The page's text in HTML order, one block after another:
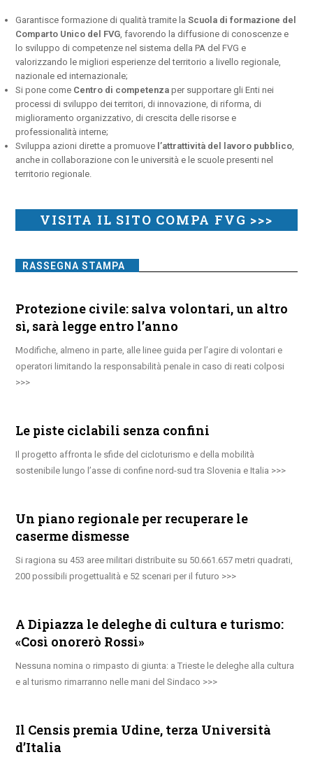
Garantisce formazione di qualità tramite laScuola di formazione del
Comparto Unico del FVG, favorendo la diffusione di conoscenze e
lo sviluppo di competenze nel sistema della PA del FVG e
valorizzando le migliori esperienze del territorio a livello regionale,
nazionale ed internazionale;
Si pone come Centro di competenza per supportare gli Enti nei
processi di sviluppo dei territori, di innovazione, di riforma, di
miglioramento organizzativo, di crescita delle risorse e
professionalità interne;
Sviluppa azioni dirette a promuove l’attrattività del lavoro pubblico,
anche in collaborazione con le università e le scuole presenti nel
territorio regionale.
VISITA IL SITO COMPA FVG >>>
RASSEGNA STAMPA
Protezione civile: salva volontari, un altro
sì, sarà legge entro l’anno
Modifiche, almeno in parte, alle linee guida per l’agire di volontari e
operatori limitando la responsabilità penale in caso di reati colposi
Le piste ciclabili senza confini
Il progetto affronta le sfide del cicloturismo e della mobilità
sostenibile lungo l’asse di confine nord-sud tra Slovenia e Italia
Un piano regionale per recuperare le
caserme dismesse
Si ragiona su 453 aree militari distribuite su 50.661.657 metri quadrati,
200 possibili progettualità e 52 scenari per il futuro
A Dipiazza le deleghe di cultura e turismo:
«Così onorerò Rossi»
Nessuna nomina o rimpasto di giunta: a Trieste le deleghe alla cultura
e al turismo rimarranno nelle mani del Sindaco
Il Censis premia Udine, terza Università
d’Italia